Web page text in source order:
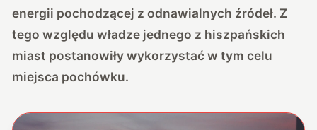
energii pochodzącej z odnawialnych źródeł. Z
tego względu władze jednego z hiszpańskich
miast postanowiły wykorzystać w tym celu
miejsca pochówku.